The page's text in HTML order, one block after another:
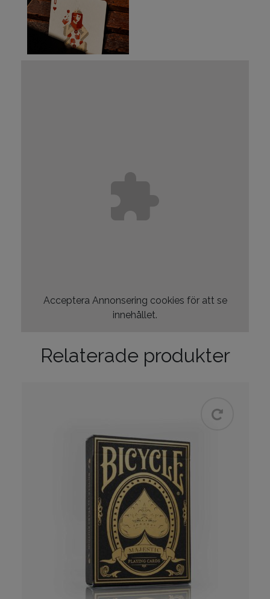
Acceptera Annonsering cookies för att se
innehållet.
Relaterade produkter